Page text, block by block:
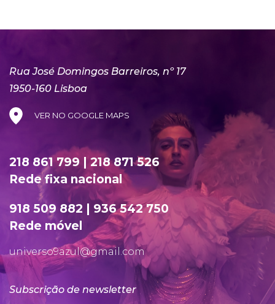
Rua José Domingos Barreiros, nº 17
1950-160 Lisboa
VER NO GOOGLE MAPS
218 861 799 | 218 871 526
Rede fixa nacional
918 509 882 | 936 542 750
Rede móvel
universo9azul@gmail.com
Subscrição de newsletter